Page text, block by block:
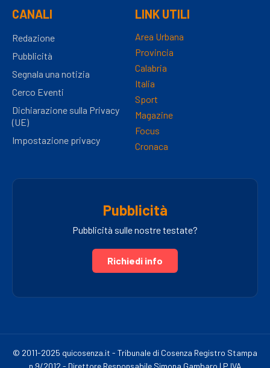
CANALI
Redazione
Pubblicità
Segnala una notizia
Cerco Eventi
Dichiarazione sulla Privacy
(UE)
Impostazione privacy
LINK UTILI
Area Urbana
Provincia
Calabria
Italia
Sport
Magazine
Focus
Cronaca
Pubblicità
Pubblicità sulle nostre testate?
Richiedi info
© 2011-2025 quicosenza.it - Tribunale di Cosenza Registro Stampa
n.9/2012 - Direttore Responsabile Simona Gambaro | P.IVA